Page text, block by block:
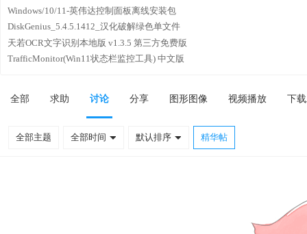
Windows/10/11-英伟达控制面板离线安装包
DiskGenius_5.4.5.1412_汉化破解绿色单文件
天若OCR文字识别本地版 v1.3.5 第三方免费版
TrafficMonitor(Win11状态栏监控工具) 中文版
全部 求助 讨论 分享 图形图像 视频播放 下
全部主题 全部时间 默认排序 精华帖